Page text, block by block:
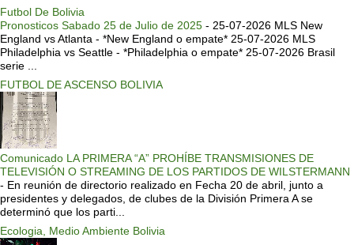
Futbol De Bolivia
Pronosticos Sabado 25 de Julio de 2025 - 25-07-2026 MLS New
England vs Atlanta - *New England o empate* 25-07-2026 MLS
Philadelphia vs Seattle - *Philadelphia o empate* 25-07-2026 Brasil
serie ...
FUTBOL DE ASCENSO BOLIVIA
Comunicado LA PRIMERA “A” PROHÍBE TRANSMISIONES DE
TELEVISIÓN O STREAMING DE LOS PARTIDOS DE WILSTERMANN
- En reunión de directorio realizado en Fecha 20 de abril, junto a
presidentes y delegados, de clubes de la División Primera A se
determinó que los parti...
Ecologia, Medio Ambiente Bolivia